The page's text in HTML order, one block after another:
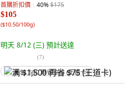
首購折扣價 40%$175
$105
($10.50/100g)
明天 8/12 (三) 預計送達
(7)
满 $1,500 再省 $75 (王道卡)